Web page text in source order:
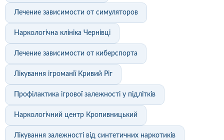
Лечение зависимости от симуляторов
Наркологічна клініка Чернівці
Лечение зависимости от киберспорта
Лікування ігроманії Кривий Ріг
Профілактика ігрової залежності у підлітків
Наркологічний центр Кропивницький
Лікування залежності від синтетичних наркотиків